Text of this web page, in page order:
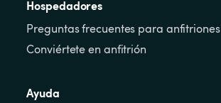
Hospedadores
Preguntas frecuentes para anfitriones
Conviértete en anfitrión
Ayuda